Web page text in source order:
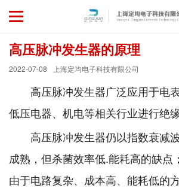
高压脉冲发生器的原理
2022-07-08 上海定均电子科技有限公司
高压脉冲发生器广泛应用于电
低压电器、机电等相关行业进行绝
高压脉冲发生器仍以指数衰减
成熟，但杀菌效率低.能耗高的缺点
由于电路复杂、成本高、能耗低的